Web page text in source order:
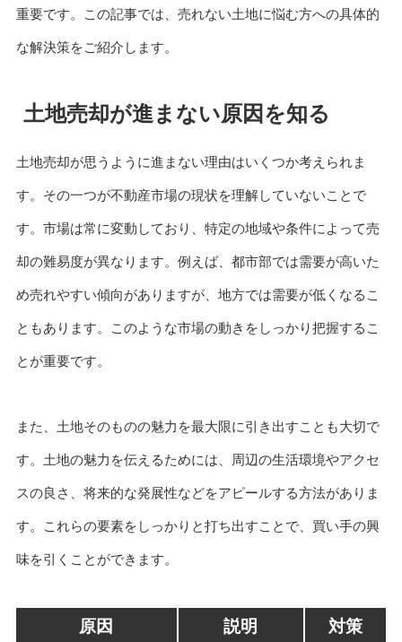
重要です。この記事では、売れない土地に悩む方への具体的
な解決策をご紹介します。
土地売却が進まない原因を知る
土地売却が思うように進まない理由はいくつか考えられま
す。その一つが不動産市場の現状を理解していないことで
す。市場は常に変動しており、特定の地域や条件によって売
却の難易度が異なります。例えば、都市部では需要が高いた
め売れやすい傾向がありますが、地方では需要が低くなるこ
ともあります。このような市場の動きをしっかり把握するこ
とが重要です。
また、土地そのものの魅力を最大限に引き出すことも大切で
す。土地の魅力を伝えるためには、周辺の生活環境やアクセ
スの良さ、将来的な発展性などをアピールする方法がありま
す。これらの要素をしっかりと打ち出すことで、買い手の興
味を引くことができます。
原因 説明 対策